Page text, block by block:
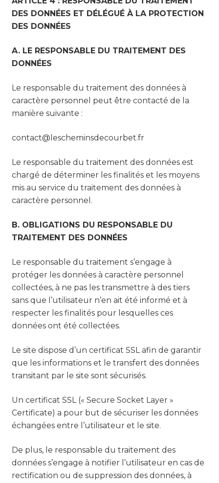
DES DONNÉES ET DÉLÉGUÉ À LA PROTECTION
DES DONNÉES
A. LE RESPONSABLE DU TRAITEMENT DES
DONNÉES
Le responsable du traitement des données à
caractère personnel peut être contacté de la
manière suivante :
contact@lescheminsdecourbet.fr
Le responsable du traitement des données est
chargé de déterminer les finalités et les moyens
mis au service du traitement des données à
caractère personnel.
B. OBLIGATIONS DU RESPONSABLE DU
TRAITEMENT DES DONNÉES
Le responsable du traitement s’engage à
protéger les données à caractère personnel
collectées, à ne pas les transmettre à des tiers
sans que l’utilisateur n’en ait été informé et à
respecter les finalités pour lesquelles ces
données ont été collectées.
Le site dispose d’un certificat SSL afin de garantir
que les informations et le transfert des données
transitant par le site sont sécurisés.
Un certificat SSL (« Secure Socket Layer »
Certificate) a pour but de sécuriser les données
échangées entre l’utilisateur et le site.
De plus, le responsable du traitement des
données s’engage à notifier l’utilisateur en cas de
rectification ou de suppression des données, à